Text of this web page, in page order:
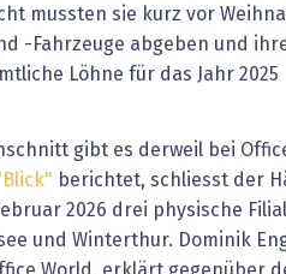
mussten sie kurz vor
-Fahrzeuge abgeben und
Löhne für das Jahr 2025
gibt es derweil bei
berichtet, schliesst der
2026 drei physische
und Winterthur. Dominik